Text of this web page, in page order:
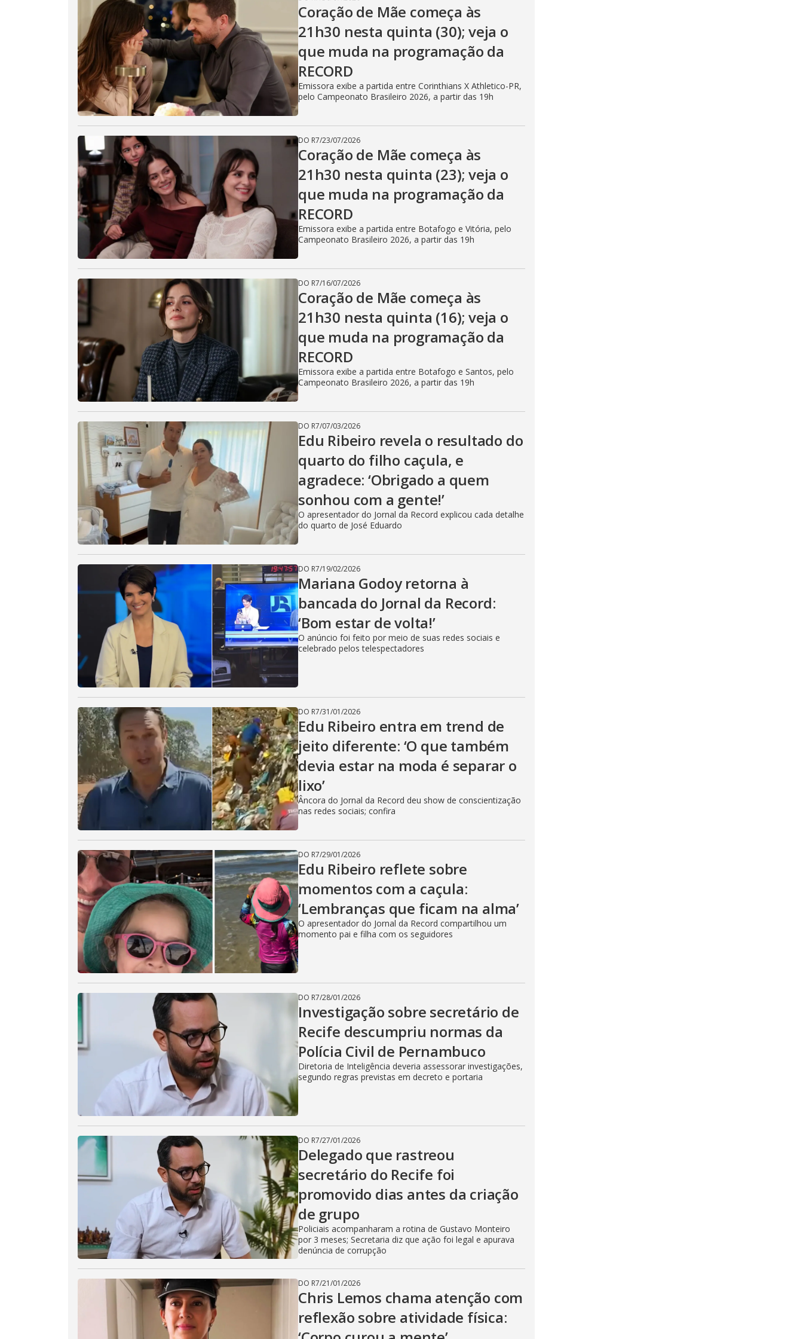
i
d
e
o
Coração de Mãe começa às
21h30 nesta quinta (30); veja o
que muda na programação da
RECORD
Emissora exibe a partida entre Corinthians X Athletico-PR,
pelo Campeonato Brasileiro 2026, a partir das 19h
DO R7/23/07/2026
Coração de Mãe começa às
21h30 nesta quinta (23); veja o
que muda na programação da
RECORD
Emissora exibe a partida entre Botafogo e Vitória, pelo
Campeonato Brasileiro 2026, a partir das 19h
DO R7/16/07/2026
Coração de Mãe começa às
21h30 nesta quinta (16); veja o
que muda na programação da
RECORD
Emissora exibe a partida entre Botafogo e Santos, pelo
Campeonato Brasileiro 2026, a partir das 19h
DO R7/07/03/2026
Edu Ribeiro revela o resultado do
quarto do filho caçula, e
agradece: ‘Obrigado a quem
sonhou com a gente!’
O apresentador do Jornal da Record explicou cada detalhe
do quarto de José Eduardo
DO R7/19/02/2026
Mariana Godoy retorna à
bancada do Jornal da Record:
‘Bom estar de volta!’
O anúncio foi feito por meio de suas redes sociais e
celebrado pelos telespectadores
DO R7/31/01/2026
Edu Ribeiro entra em trend de
jeito diferente: ‘O que também
devia estar na moda é separar o
lixo’
Âncora do Jornal da Record deu show de conscientização
nas redes sociais; confira
DO R7/29/01/2026
Edu Ribeiro reflete sobre
momentos com a caçula:
‘Lembranças que ficam na alma’
O apresentador do Jornal da Record compartilhou um
momento pai e filha com os seguidores
DO R7/28/01/2026
Investigação sobre secretário de
Recife descumpriu normas da
Polícia Civil de Pernambuco
Diretoria de Inteligência deveria assessorar investigações,
segundo regras previstas em decreto e portaria
DO R7/27/01/2026
Delegado que rastreou
secretário do Recife foi
promovido dias antes da criação
de grupo
Policiais acompanharam a rotina de Gustavo Monteiro
por 3 meses; Secretaria diz que ação foi legal e apurava
denúncia de corrupção
DO R7/21/01/2026
Chris Lemos chama atenção com
reflexão sobre atividade física: